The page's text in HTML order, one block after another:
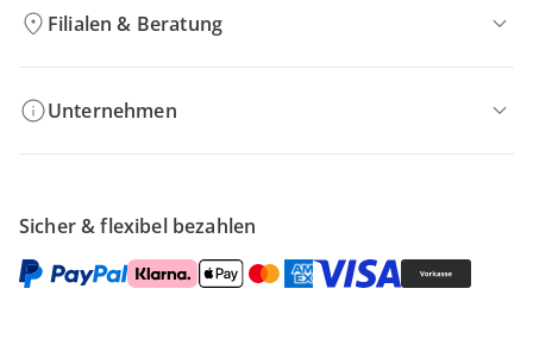
Filialen & Beratung
Unternehmen
Sicher & flexibel bezahlen